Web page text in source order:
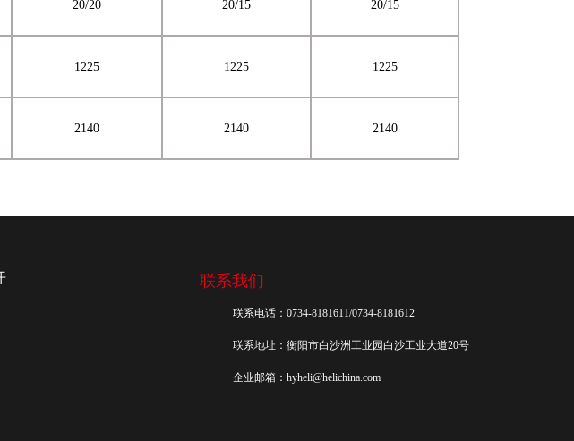
20/20 20/15 20/15
1225 1225 1225
2140 2140 2140
联系我们
联系电话：0734-8181611/0734-8181612
联系地址：衡阳市白沙洲工业园白沙工业大道20号
企业邮箱：hyheli@helichina.com